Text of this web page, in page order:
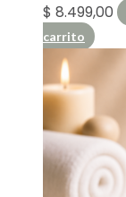
$ 8.499,00
carrito